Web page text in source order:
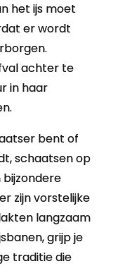
het ijs moet
er wordt
achter te
in haar
bent of
schaatsen op
zijn vorstelijke
langzaam
grijp je
traditie die